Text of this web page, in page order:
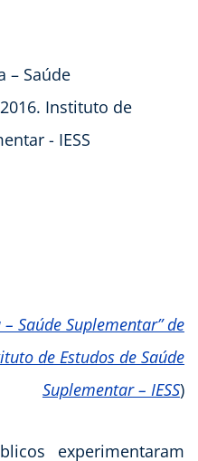
Saúde Suplementar” de
de Estudos de Saúde
Suplementar – IESS)
experimentaram